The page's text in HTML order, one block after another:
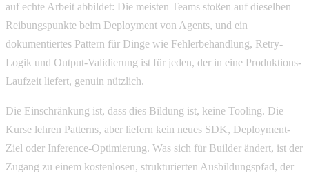
auf echte Arbeit abbildet: Die meisten Teams stoßen auf dieselben
Reibungspunkte beim Deployment von Agents, und ein
dokumentiertes Pattern für Dinge wie Fehlerbehandlung, Retry-
Logik und Output-Validierung ist für jeden, der in eine Produktions-
Laufzeit liefert, genuin nützlich.
Die Einschränkung ist, dass dies Bildung ist, keine Tooling. Die
Kurse lehren Patterns, aber liefern kein neues SDK, Deployment-
Ziel oder Inference-Optimierung. Was sich für Builder ändert, ist der
Zugang zu einem kostenlosen, strukturierten Ausbildungspfad, der